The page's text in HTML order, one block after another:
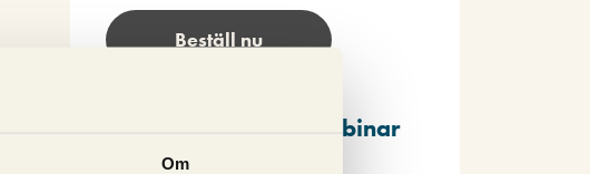
Om
Beställ nu
Repriser av våra webbinar